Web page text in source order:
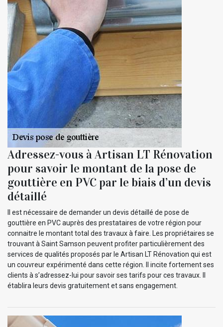
Adressez-vous à Artisan LT Rénovation
pour savoir le montant de la pose de
gouttière en PVC par le biais d’un devis
détaillé
Il est nécessaire de demander un devis détaillé de pose de
gouttière en PVC auprès des prestataires de votre région pour
connaitre le montant total des travaux à faire. Les propriétaires se
trouvant à Saint Samson peuvent profiter particulièrement des
services de qualités proposés par le Artisan LT Rénovation qui est
un couvreur expérimenté dans cette région. Il incite fortement ses
clients à s’adressez-lui pour savoir ses tarifs pour ces travaux. Il
établira leurs devis gratuitement et sans engagement.